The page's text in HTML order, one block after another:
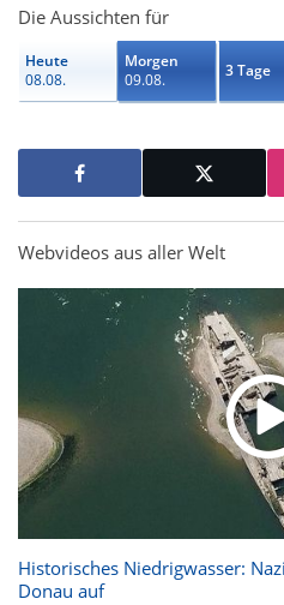
Die Aussichten für
Heute
08.08.
Morgen
09.08.
3 Tage
Webvideos aus aller Welt
Historisches Niedrigwasser:
Donau auf